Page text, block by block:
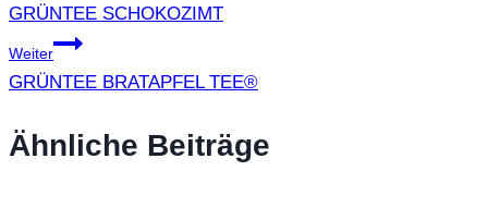
GRÜNTEE SCHOKOZIMT
Weiter
GRÜNTEE BRATAPFEL TEE®
Ähnliche Beiträge